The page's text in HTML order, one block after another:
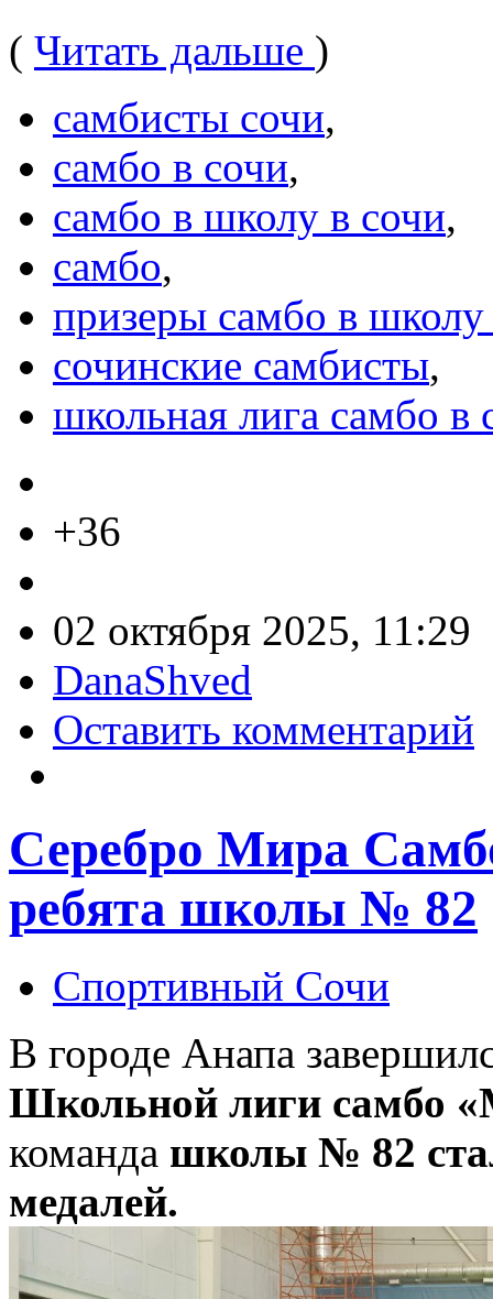
( Читать дальше )
самбисты сочи,
самбо в сочи,
самбо в школу в сочи,
самбо,
призеры самбо в школу
сочинские самбисты,
школьная лига самбо в
+36
02 октября 2025, 11:29
DanaShved
Оставить комментарий
Серебро Мира
ребята школы № 82
Спортивный Сочи
В городе Анапа
Школьной лиги самбо
команда школы № 82
медалей.